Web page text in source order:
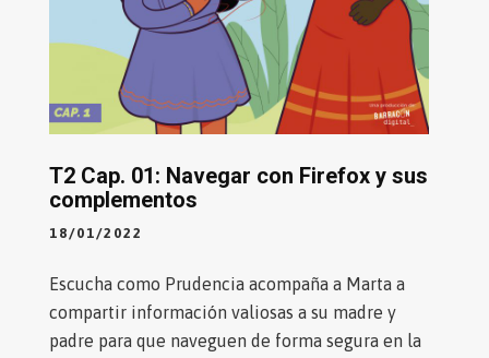
T2 Cap. 01: Navegar con Firefox y sus
complementos
18/01/2022
Escucha como Prudencia acompaña a Marta a
compartir información valiosas a su madre y
padre para que naveguen de forma segura en la